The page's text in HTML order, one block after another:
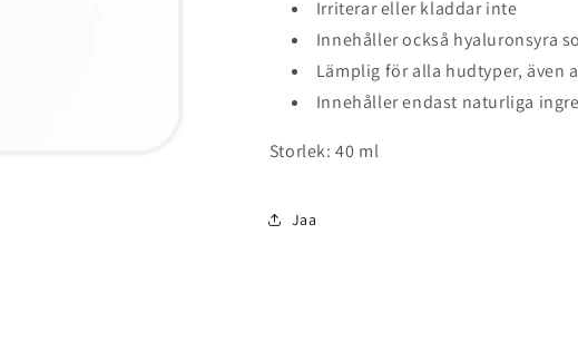
Irriterar eller kladdar inte
Innehåller också hyaluronsyra
Lämplig för alla hudtyper, även
Innehåller endast naturliga
Storlek: 40 ml
Jaa